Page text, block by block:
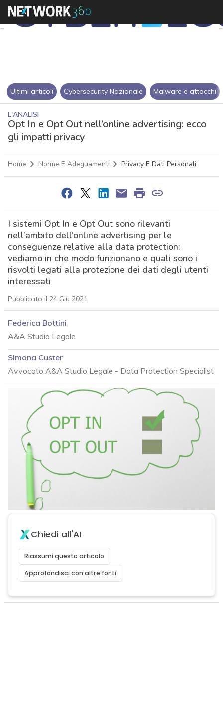
Ultimi articoli Cybersecurity Nazionale Malware e attacchi
L'ANALISI
Opt In e Opt Out nell’online advertising: ecco
gli impatti privacy
Home Norme E Adeguamenti Privacy E Dati Personali
I sistemi Opt In e Opt Out sono rilevanti
nell’ambito dell’online advertising per le
conseguenze relative alla data protection:
vediamo in che modo funzionano e quali sono i
risvolti legati alla protezione dei dati degli utenti
interessati
Pubblicato il 24 Giu 2021
Federica Bottini
A&A Studio Legale
Simona Custer
Avvocato A&A Studio Legale - Data Protection Specialist
Chiedi all'AI
Riassumi questo articolo
Approfondisci con altre fonti